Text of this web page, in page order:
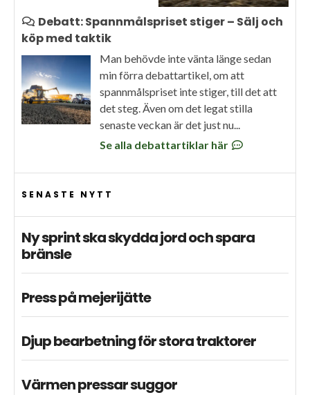
Debatt: Spannmålspriset stiger – Sälj och
köp med taktik
Man behövde inte vänta länge sedan
min förra debattartikel, om att
spannmålspriset inte stiger, till det att
det steg. Även om det legat stilla
senaste veckan är det just nu...
Se alla debattartiklar här
SENASTE NYTT
Ny sprint ska skydda jord och spara
bränsle
Press på mejerijätte
Djup bearbetning för stora traktorer
Värmen pressar suggor